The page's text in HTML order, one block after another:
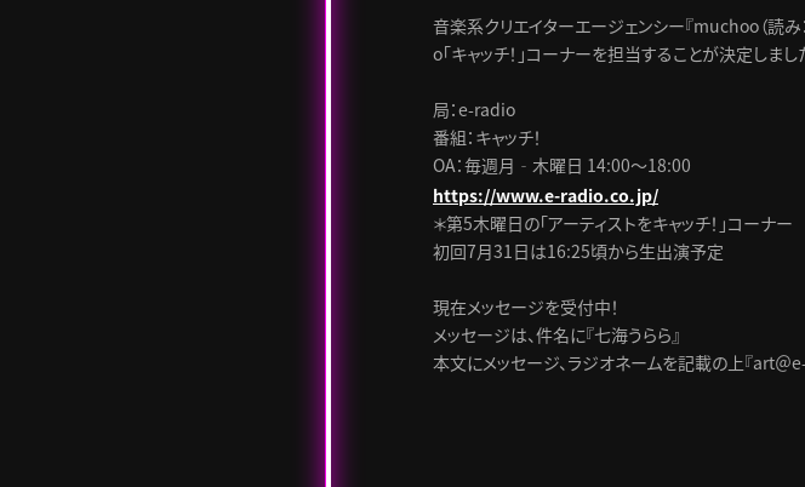
音楽系クリエイターエージェンシー『muchoo（読み
o「キャッチ！」コーナーを担当することが決定しまし
局：e-radio
番組：キャッチ！
OA：毎週月‐木曜日 14:00～18:00
https://www.e-radio.co.jp/
＊第5木曜日の「アーティストをキャッチ！」コーナー
初回7月31日は16:25頃から生出演予定
現在メッセージを受付中！
メッセージは、件名に『七海うらら』
本文にメッセージ、ラジオネームを記載の上『art